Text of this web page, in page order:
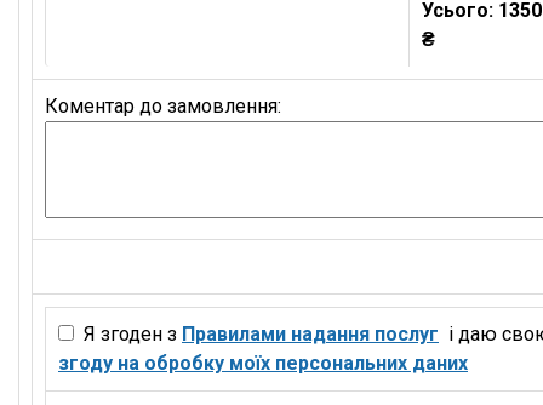
Усього:
₴
Коментар до замовлення:
Я згоден з Правилами надання послуг і даю
згоду на обробку моїх персональних даних